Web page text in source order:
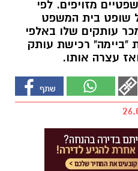
מזויפים. לפי
שופט בית המשפט
עותקים שלו באלפי
"ביימה" רכישת עותק
עצרה אותו.